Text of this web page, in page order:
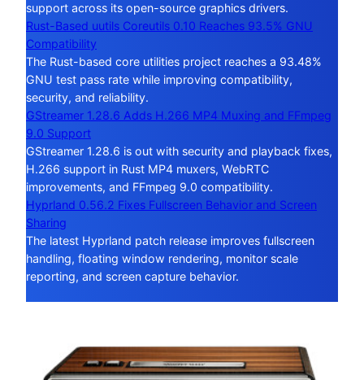
support across its open-source graphics drivers.
Rust-Based uutils Coreutils 0.10 Reaches 93.5% GNU
Compatibility
The Rust-based core utilities project reaches a 93.48%
GNU test pass rate while improving compatibility,
security, and reliability.
GStreamer 1.28.6 Adds H.266 MP4 Muxing and FFmpeg
9.0 Support
GStreamer 1.28.6 is out with security and playback fixes,
H.266 support in Rust MP4 muxers, WebRTC
improvements, and FFmpeg 9.0 compatibility.
Hyprland 0.56.2 Fixes Fullscreen Behavior and Screen
Sharing
The latest Hyprland patch release improves fullscreen
handling, floating window rendering, monitor scale
reporting, and screen capture behavior.